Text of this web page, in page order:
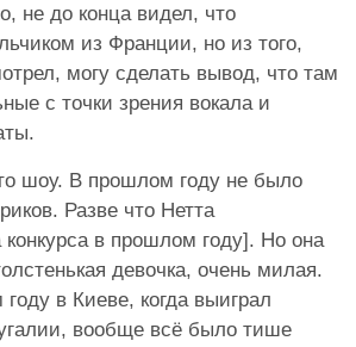
не до конца видел, что
из Франции, но из того,
могу сделать вывод, что там
с точки зрения вокала и
шоу. В прошлом году не было
Разве что Нетта
конкурса в прошлом году]. Но она
девочка, очень милая.
в Киеве, когда выиграл
вообще всё было тише